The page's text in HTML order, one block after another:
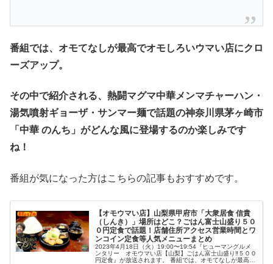
番組では、オモてなしが最高でオモしろいウマい店にクロ
ーズアップ。
その中で紹介される、熱闘マグマ中華メンマチャーハン・
湯気噴射ギョーザ・サンマー麺で話題の神奈川県茅ヶ崎市
「中華 のんち」がどんな風に登場するのか楽しみです
ね！
番組が気になった方はこちらの記事もおすすめです。
【オモウマい店】山梨県甲府市「大衆居食 信貴
（しんき）」場所はどこ？ごはん富士山盛り５０
０円定食で話題！店舗住所アクセス営業時間とワ
ンコイン定食等人気メニューまとめ
2023年4月18日（火）19:00〜19:54『ヒューマングルメ
ンタリー オモウマい店【山梨】ごはん富士山盛り‼５００
円定食』が放送されます。 番組では、オモてなしが最高で